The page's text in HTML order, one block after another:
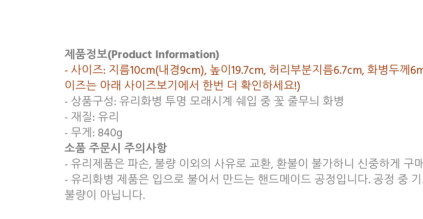
제품정보(Product Information)
- 사이즈: 지름10cm(내경9cm), 높이19.7cm, 허리부분지름6.7cm, 화병두께
이즈는 아래 사이즈보기에서 한번 더 확인하세요!)
- 상품구성: 유리화병 투명 모래시계 쉐입 중 꽃 줄무늬 화병
- 재질: 유리
- 무게: 840g
소품 주문시 주의사항
- 유리제품은 파손, 불량 이외의 사유로 교환, 환불이 불가하니 신중하게 구
- 유리화병 제품은 입으로 불어서 만드는 핸드메이드 공정입니다. 공정 중
불량이 아닙니다.